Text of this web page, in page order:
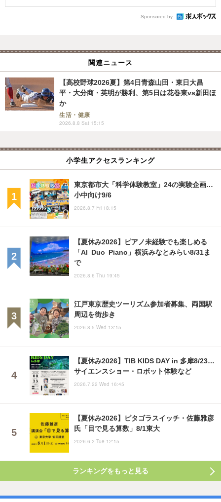
Sponsored by
関連ニュース
【高校野球2026夏】第4日青森山田・東日大昌
平・大分商・英明が勝利、第5日は花巻東vs新田ほ
か
生活・健康
2026.8.8 Sat 15:15
小学生アクセスランキング
東京都市大「科学体験教室」24の実験企画…
小中向け9/6
2026.8.7 Fri 18:15
【夏休み2026】ピアノ未経験でも楽しめる
「AI Duo Piano」横浜みなとみらい8/31ま
で
2026.8.6 Thu 19:45
江戸東京歴史ツーリズム参加者募集、両国駅
周辺を街歩き
2026.8.5 Wed 13:15
【夏休み2026】TIB KIDS DAY in 多摩8/23…
サイエンスショー・ロボット体験など
2026.7.22 Wed 16:45
【夏休み2026】ピタゴラスイッチ・佐藤雅彦
氏「目で見る算数」8/1東大
2026.6.2 Tue 12:15
ランキングをもっと見る